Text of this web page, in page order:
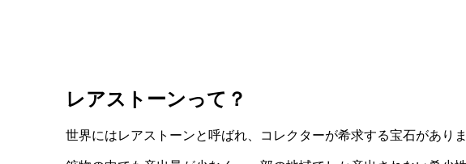
レアストーンって？
世界にはレアストーンと呼ばれ、コレクターが希求する宝石があり